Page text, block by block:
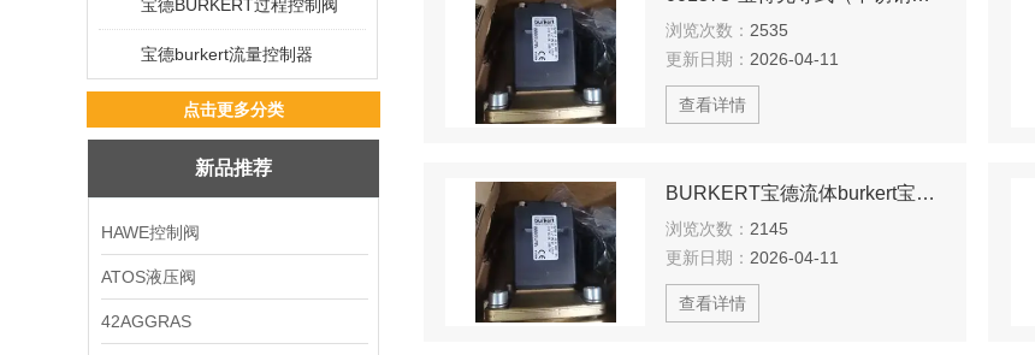
宝德BURKERT过程控制阀
宝德burkert流量控制器
点击更多分类
新品推荐
HAWE控制阀
ATOS液压阀
42AGGRAS
浏览次数： 2535
更新日期： 2026-04-11
查看详情
BURKERT宝德流体burkert宝德角阀现货型
浏览次数： 2145
更新日期： 2026-04-11
查看详情